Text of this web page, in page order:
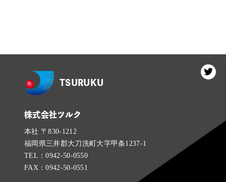
TSURUKU
株式会社ツルク
本社 〒830-1212
福岡県三井郡⼤⼑洗町⼤字甲条1237-1
TEL：0942-50-0550
FAX：0942-50-0551